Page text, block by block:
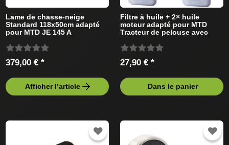
Lame de chasse-neige
Standard 118x50cm adapté
pour MTD JE 145 A
pelouse
379,00 € *
Afficher l’article
Filtre à huile + 2× huile
moteur adapté pour MTD
Tracteur de pelouse avec
27,90 € *
Dans le panier